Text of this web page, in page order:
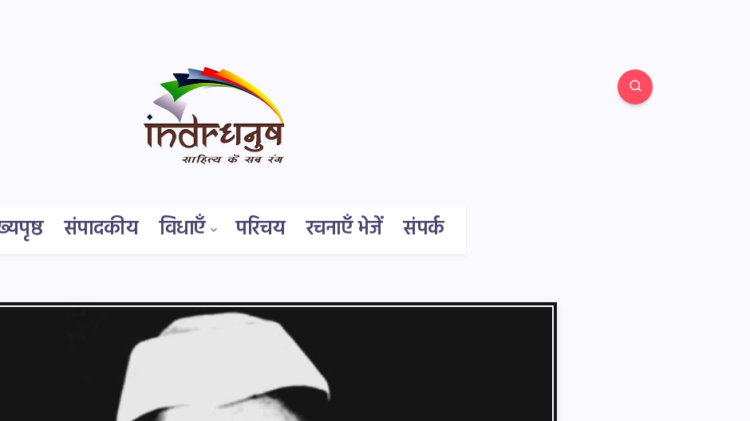
संपादकीय विधाएँ परिचय रचनाएँ भेजें संपर्क